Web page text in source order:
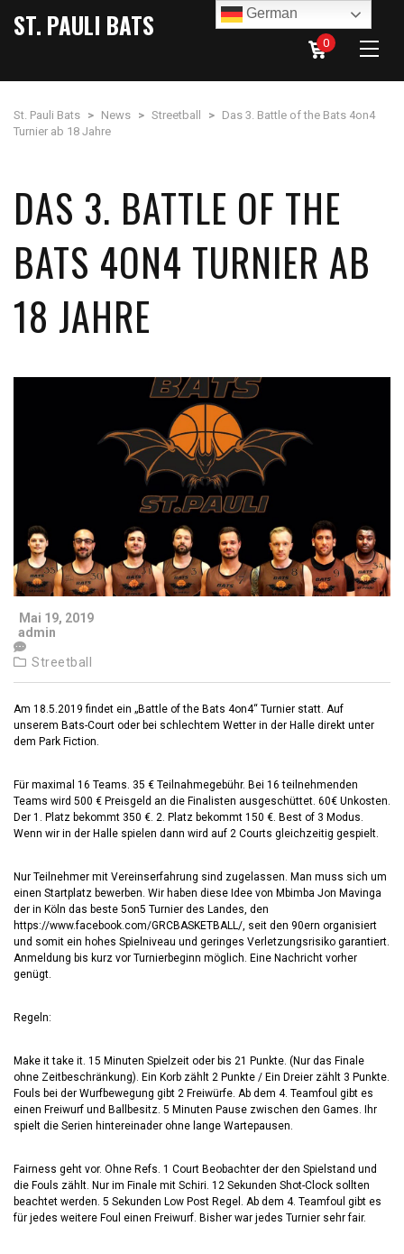
ST. PAULI BATS
0
St. Pauli Bats > News > Streetball > Das 3. Battle of the Bats 4on4
Turnier ab 18 Jahre
DAS 3. BATTLE OF THE
BATS 4ON4 TURNIER AB
18 JAHRE
Mai 19, 2019
admin
Streetball
Am 18.5.2019 findet ein „Battle of the Bats 4on4“ Turnier statt. Auf
unserem Bats-Court oder bei schlechtem Wetter in der Halle direkt unter
dem Park Fiction.
Für maximal 16 Teams. 35 € Teilnahmegebühr. Bei 16 teilnehmenden
Teams wird 500 € Preisgeld an die Finalisten ausgeschüttet. 60€ Unkosten.
Der 1. Platz bekommt 350 €. 2. Platz bekommt 150 €. Best of 3 Modus.
Wenn wir in der Halle spielen dann wird auf 2 Courts gleichzeitig gespielt.
Nur Teilnehmer mit Vereinserfahrung sind zugelassen. Man muss sich um
einen Startplatz bewerben. Wir haben diese Idee von Mbimba Jon Mavinga
der in Köln das beste 5on5 Turnier des Landes, den
https://www.facebook.com/GRCBASKETBALL/, seit den 90ern organisiert
und somit ein hohes Spielniveau und geringes Verletzungsrisiko garantiert.
Anmeldung bis kurz vor Turnierbeginn möglich. Eine Nachricht vorher
genügt.
Regeln:
Make it take it. 15 Minuten Spielzeit oder bis 21 Punkte. (Nur das Finale
ohne Zeitbeschränkung). Ein Korb zählt 2 Punkte / Ein Dreier zählt 3 Punkte.
Fouls bei der Wurfbewegung gibt 2 Freiwürfe. Ab dem 4. Teamfoul gibt es
einen Freiwurf und Ballbesitz. 5 Minuten Pause zwischen den Games. Ihr
spielt die Serien hintereinader ohne lange Wartepausen.
Fairness geht vor. Ohne Refs. 1 Court Beobachter der den Spielstand und
die Fouls zählt. Nur im Finale mit Schiri. 12 Sekunden Shot-Clock sollten
beachtet werden. 5 Sekunden Low Post Regel. Ab dem 4. Teamfoul gibt es
für jedes weitere Foul einen Freiwurf. Bisher war jedes Turnier sehr fair.
German